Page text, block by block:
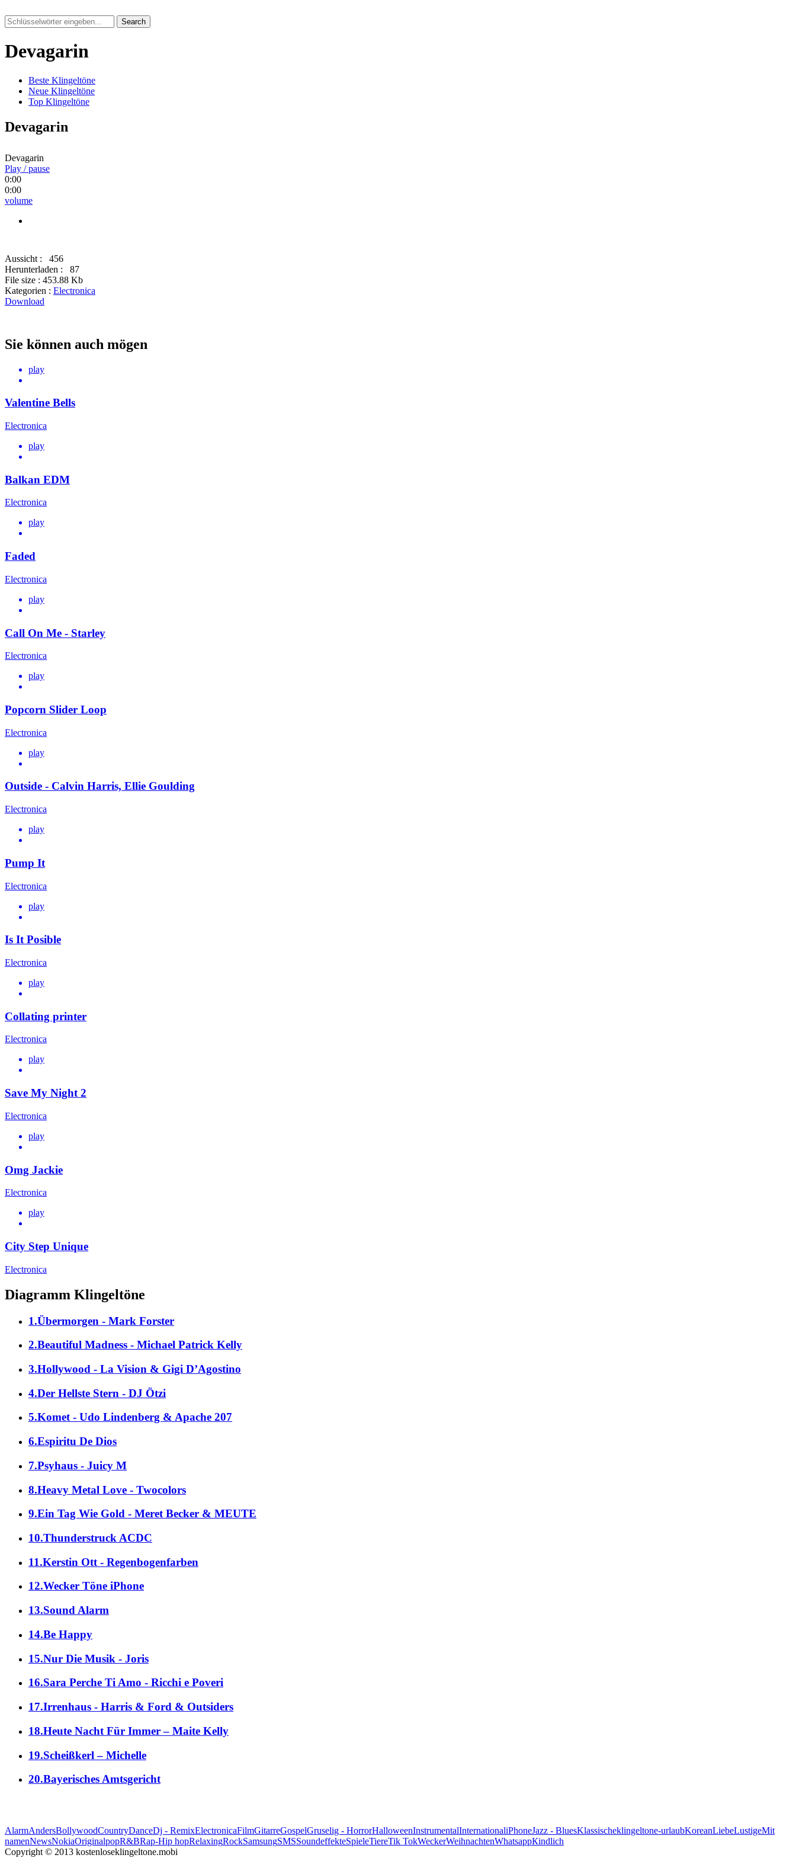
Search
Devagarin
Beste Klingeltöne
Neue Klingeltöne
Top Klingeltöne
Devagarin
Devagarin
Play / pause
0:00
0:00
volume
Aussicht :
456
Herunterladen :
87
File size : 453.88 Kb
Kategorien : Electronica
Download
Sie können auch mögen
play
Valentine Bells
Electronica
play
Balkan EDM
Electronica
play
Faded
Electronica
play
Call On Me - Starley
Electronica
play
Popcorn Slider Loop
Electronica
play
Outside - Calvin Harris, Ellie Goulding
Electronica
play
Pump It
Electronica
play
Is It Posible
Electronica
play
Collating printer
Electronica
play
Save My Night 2
Electronica
play
Omg Jackie
Electronica
play
City Step Unique
Electronica
Diagramm Klingeltöne
1.Übermorgen - Mark Forster
2.Beautiful Madness - Michael Patrick Kelly
3.Hollywood - La Vision & Gigi D’Agostino
4.Der Hellste Stern - DJ Ötzi
5.Komet - Udo Lindenberg & Apache 207
6.Espiritu De Dios
7.Psyhaus - Juicy M
8.Heavy Metal Love - Twocolors
9.Ein Tag Wie Gold - Meret Becker & MEUTE
10.Thunderstruck ACDC
11.Kerstin Ott - Regenbogenfarben
12.Wecker Töne iPhone
13.Sound Alarm
14.Be Happy
15.Nur Die Musik - Joris
16.Sara Perche Ti Amo - Ricchi e Poveri
17.Irrenhaus - Harris & Ford & Outsiders
18.Heute Nacht Für Immer – Maite Kelly
19.Scheißkerl – Michelle
20.Bayerisches Amtsgericht
AlarmAndersBollywoodCountryDanceDj - RemixElectronicaFilmGitarreGospelGruselig - HorrorHalloweenInstrumentalInternationaliPhoneJazz - BluesKlassischeklingeltone-urlaubKoreanLiebeLustigeMit
namenNewsNokiaOriginalpopR&BRap-Hip hopRelaxingRockSamsungSMSSoundeffekteSpieleTiereTik TokWeckerWeihnachtenWhatsappКindlich
Copyright © 2013 kostenloseklingeltone.mobi